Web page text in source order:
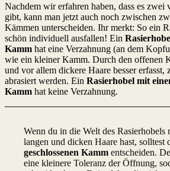
Nachdem wir erfahren haben, dass es zwei
gibt, kann man jetzt auch noch zwischen
Kämmen unterscheiden. Ihr merkt: So ein
schön individuell ausfallen! Ein
Kamm hat eine Verzahnung (an dem
wie ein kleiner Kamm. Durch den offenen
und vor allem dickere Haare besser
abrasiert werden. Ein Rasierhobel mit
Kamm hat keine Verzahnung.
Wenn du in die Welt des Rasierhobels
langen und dicken Haare hast, solltest
geschlossenen Kamm entscheiden.
eine kleinere Toleranz der Öffnung,